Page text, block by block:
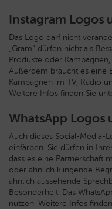
Instagram Logos
Das Logo darf nicht
„Gram“ dürfen nicht als
Produkte oder Kampagnen,
Außerdem braucht es eine
Kampagnen im TV, Radio
Weitere Infos finden Sie
WhatsApp Logos
Auch dieses Social-Media-
einfärben. Sie dürfen in
dass es eine Partnerschaft
oder ähnlich klingende
ähnlich aussehende
Besonderheit: Das
nutzen. Weitere Infos